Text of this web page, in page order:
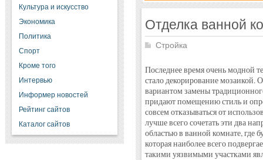
Культура и искусство
Экономика
Политика
Спорт
Кроме того
Интервью
Информер новостей
Рейтинг сайтов
Каталог сайтов
Отделка ванной
Стройка
Последнее время очень модной
стало декорирование
вариантом замены
придают помещению стиль и
совсем отказываться от
лучше всего сочетать эти два
областью в ванной комнате, где
которая наиболее всего
такими уязвимыми участками